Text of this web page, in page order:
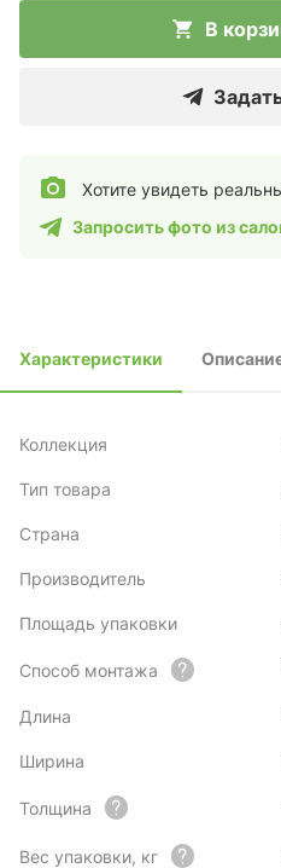
В
Хотите увидеть
Запросить фото из
Характеристики
Коллекция
Тип товара
Страна
Производитель
Площадь упаковки
Способ монтажа
Длина
Ширина
Толщина
Вес упаковки, кг